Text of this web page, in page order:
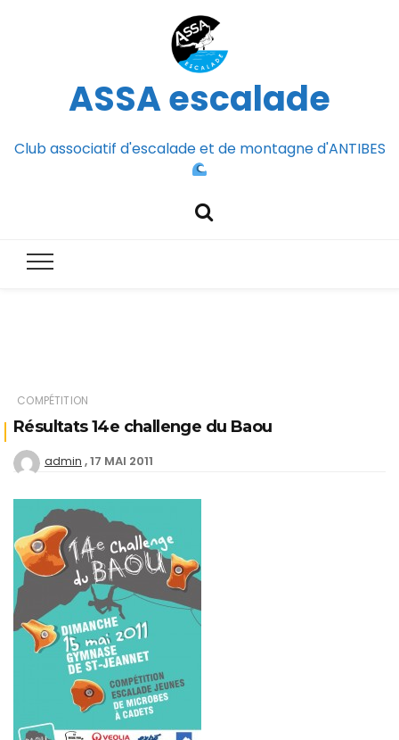
ASSA escalade
Club associatif d'escalade et de montagne d'ANTIBES
COMPÉTITION
Résultats 14e challenge du Baou
admin 17 MAI 2011